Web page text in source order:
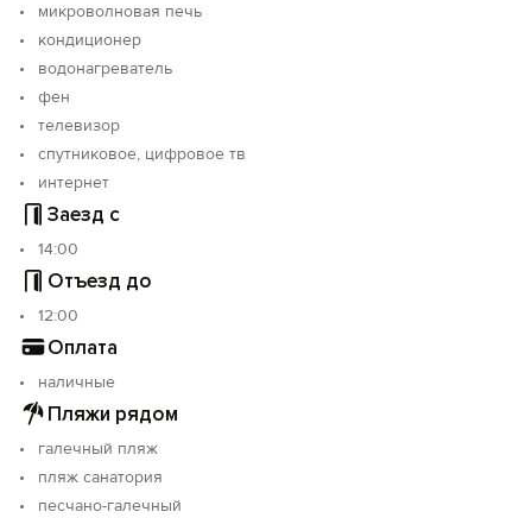
микроволновая печь
кондиционер
водонагреватель
фен
телевизор
спутниковое, цифровое тв
интернет
Заезд с
14:00
Отъезд до
12:00
Оплата
наличные
Пляжи рядом
галечный пляж
пляж санатория
песчано-галечный